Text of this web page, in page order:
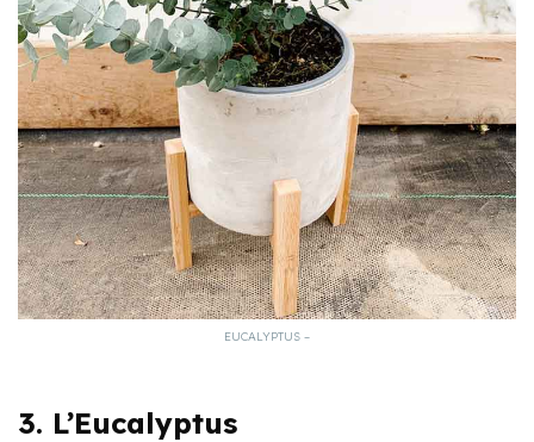
EUCALYPTUS –
3. L’Eucalyptus